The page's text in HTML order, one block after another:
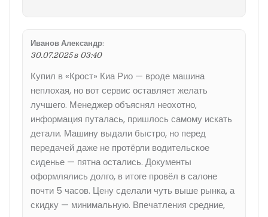
Иванов Александр:
30.07.2025 в 03:40
Купил в «Крост» Киа Рио — вроде машина
неплохая, но вот сервис оставляет желать
лучшего. Менеджер объяснял неохотно,
информация путалась, пришлось самому искать
детали. Машину выдали быстро, но перед
передачей даже не протёрли водительское
сиденье — пятна остались. Документы
оформлялись долго, в итоге провёл в салоне
почти 5 часов. Цену сделали чуть выше рынка, а
скидку — минимальную. Впечатления средние,